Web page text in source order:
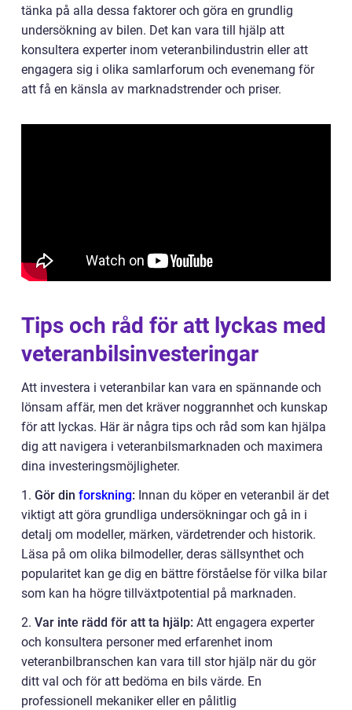
tänka på alla dessa faktorer och göra en grundlig
undersökning av bilen. Det kan vara till hjälp att
konsultera experter inom veteranbilindustrin eller att
engagera sig i olika samlarforum och evenemang för
att få en känsla av marknadstrender och priser.
Tips och råd för att lyckas med
veteranbilsinvesteringar
Att investera i veteranbilar kan vara en spännande och
lönsam affär, men det kräver noggrannhet och kunskap
för att lyckas. Här är några tips och råd som kan hjälpa
dig att navigera i veteranbilsmarknaden och maximera
dina investeringsmöjligheter.
1. Gör din forskning: Innan du köper en veteranbil är det
viktigt att göra grundliga undersökningar och gå in i
detalj om modeller, märken, värdetrender och historik.
Läsa på om olika bilmodeller, deras sällsynthet och
popularitet kan ge dig en bättre förståelse för vilka bilar
som kan ha högre tillväxtpotential på marknaden.
2. Var inte rädd för att ta hjälp: Att engagera experter
och konsultera personer med erfarenhet inom
veteranbilbranschen kan vara till stor hjälp när du gör
ditt val och för att bedöma en bils värde. En
professionell mekaniker eller en pålitlig